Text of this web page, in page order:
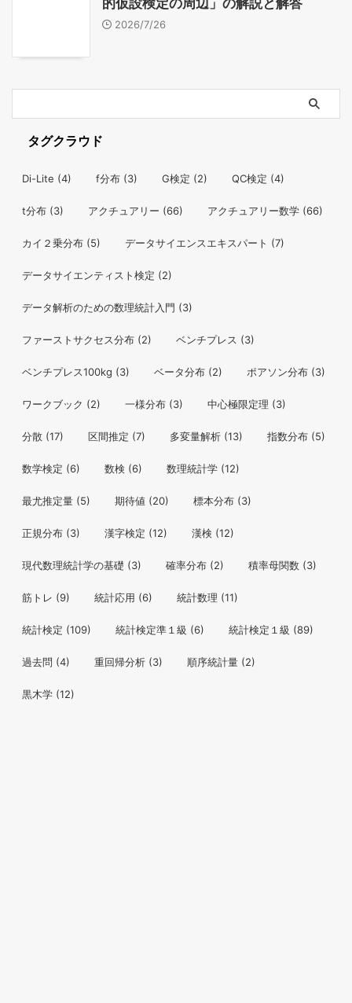
的仮設検定の周辺」の解説と解答
2026/7/26
タグクラウド
Di-Lite (4) f分布 (3) G検定 (2) QC検定 (4)
t分布 (3) アクチュアリー (66) アクチュアリー数学 (66)
カイ２乗分布 (5) データサイエンスエキスパート (7)
データサイエンティスト検定 (2)
データ解析のための数理統計入門 (3)
ファーストサクセス分布 (2) ベンチプレス (3)
ベンチプレス100kg (3) ベータ分布 (2) ポアソン分布 (3)
ワークブック (2) 一様分布 (3) 中心極限定理 (3)
分散 (17) 区間推定 (7) 多変量解析 (13) 指数分布 (5)
数学検定 (6) 数検 (6) 数理統計学 (12)
最尤推定量 (5) 期待値 (20) 標本分布 (3)
正規分布 (3) 漢字検定 (12) 漢検 (12)
現代数理統計学の基礎 (3) 確率分布 (2) 積率母関数 (3)
筋トレ (9) 統計応用 (6) 統計数理 (11)
統計検定 (109) 統計検定準１級 (6) 統計検定１級 (89)
過去問 (4) 重回帰分析 (3) 順序統計量 (2)
黒木学 (12)